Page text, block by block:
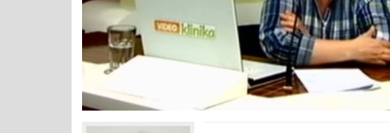
Némítás
kikapcsolva
Betöltve:
0%
0%